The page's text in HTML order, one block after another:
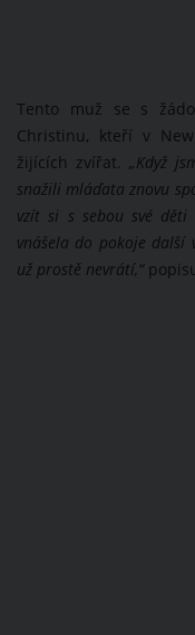
Tento muž se s
Christinu, kteří v
žijících zvířat.„Když
snažili mláďata znovu
vzít si s sebou své
vnášela do pokoje další
už prostě nevrátí,“